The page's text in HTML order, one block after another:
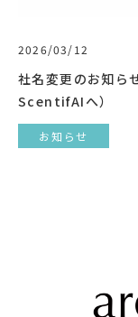
2026/03/12
社名変更のお知ら
ScentifAIへ）
お知らせ